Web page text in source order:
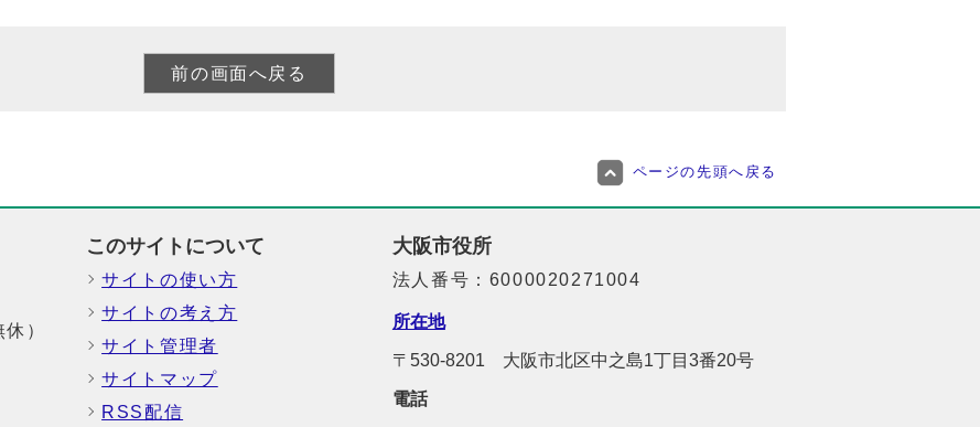
ページの先頭へ戻る
）
このサイトについて
サイトの使い方
サイトの考え方
サイト管理者
サイトマップ
RSS配信
大阪市役所
法人番号：6000020271004
所在地
〒530-8201 大阪市北区中之島1丁目3番20号
電話